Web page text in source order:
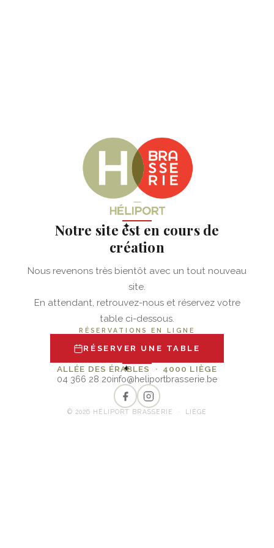
✦
Notre site est en cours de
création
Nous revenons très bientôt avec un tout nouveau
site.
En attendant, retrouvez-nous et réservez votre
table ci-dessous.
RÉSERVATIONS EN LIGNE
RÉSERVER UNE TABLE
✦
ALLÉE DES ÉRABLES · 4000 LIÈGE
04 366 28 20info@heliportbrasserie.be
© 2026 HÉLIPORT BRASSERIE · LIÈGE